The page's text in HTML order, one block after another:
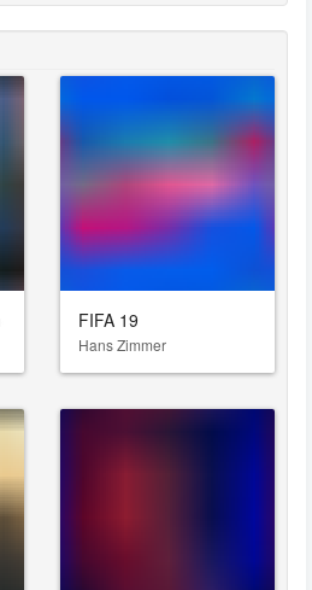
Страна Чудес
FIFA 19
Hans Zimmer